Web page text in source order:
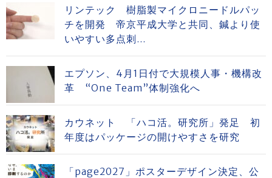
リンテック 樹脂製マイクロニードルパッ
チを開発 帝京平成大学と共同、鍼より使
いやすい多点刺...
エプソン、4月1日付で大規模人事・機構改
革 “One Team”体制強化へ
カウネット 「ハコ活。研究所」発足 初
年度はパッケージの開けやすさを研究
「page2027」ポスターデザイン決定、公